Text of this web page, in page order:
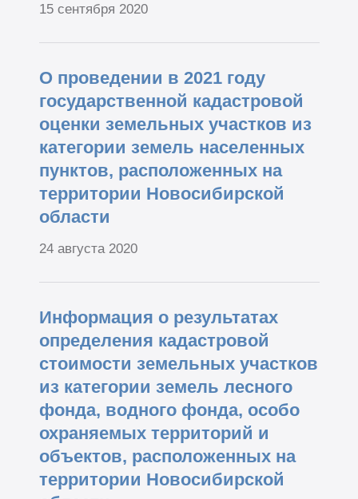
15 сентября 2020
О проведении в 2021 году
государственной кадастровой
оценки земельных участков из
категории земель населенных
пунктов, расположенных на
территории Новосибирской
области
24 августа 2020
Информация о результатах
определения кадастровой
стоимости земельных участков
из категории земель лесного
фонда, водного фонда, особо
охраняемых территорий и
объектов, расположенных на
территории Новосибирской